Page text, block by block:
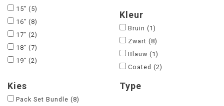
15” (5)
16” (8)
17” (2)
18” (7)
19” (2)
Kleur
Bruin (1)
Zwart (8)
Blauw (1)
Coated (2)
Kies
Pack Set Bundle (8)
Type